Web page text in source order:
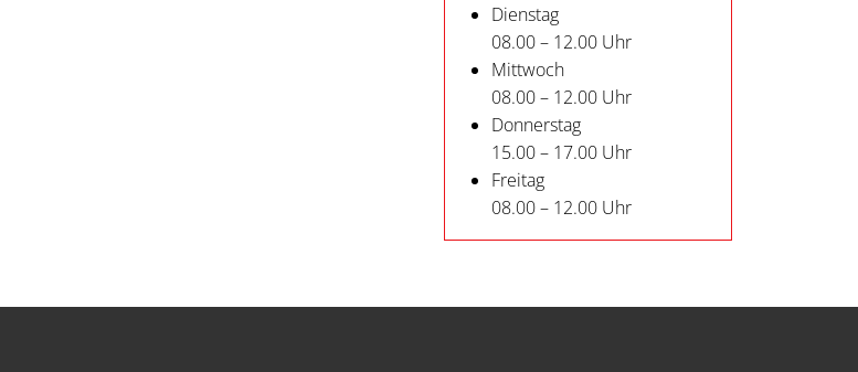
Dienstag
08.00 – 12.00 Uhr
Mittwoch
08.00 – 12.00 Uhr
Donnerstag
15.00 – 17.00 Uhr
Freitag
08.00 – 12.00 Uhr